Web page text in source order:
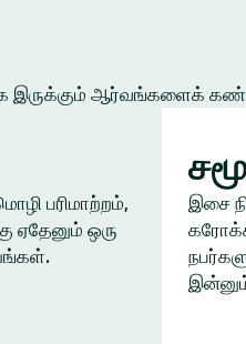
இருக்கும் ஆர்வங்களைக்
பரிமாற்றம்,
ஏதேனும் ஒரு
இசை